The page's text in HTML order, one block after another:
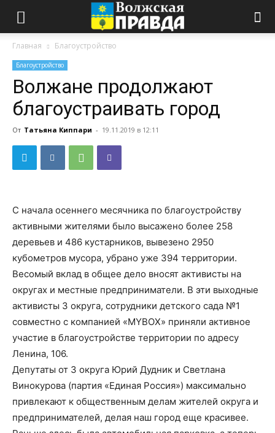
Главная Благоустройство
Благоустройство
Волжане продолжают
благоустраивать город
От Татьяна Киппари - 19.11.2019 в 12:11
С начала осеннего месячника по благоустройству
активными жителями было высажено более 258
деревьев и 486 кустарников, вывезено 2950
кубометров мусора, убрано уже 394 территории.
Весомый вклад в общее дело вносят активисты на
округах и местные предприниматели. В эти выходные
активисты 3 округа, сотрудники детского сада №1
совместно с компанией «MYBOX» приняли активное
участие в благоустройстве территории по адресу
Ленина, 106.
Депутаты от 3 округа Юрий Дудник и Светлана
Винокурова (партия «Единая Россия») максимально
привлекают к общественным делам жителей округа и
предпринимателей, делая наш город еще красивее.